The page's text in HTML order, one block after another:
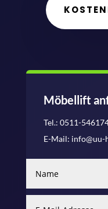
Möbellift
Tel.: 0511-
E-Mail: info@uu-